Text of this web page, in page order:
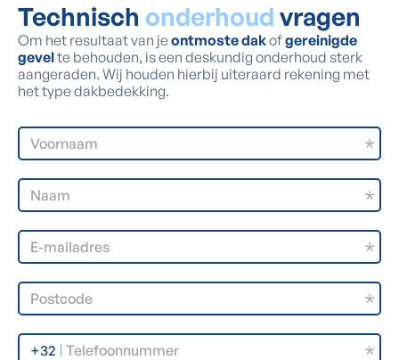
Technisch onderhoud vragen
Om het resultaat van jeontmoste dakofgereinigde
gevelte behouden, is een deskundig onderhoud sterk
aangeraden. Wij houden hierbij uiteraard rekening met
het type dakbedekking.
+32